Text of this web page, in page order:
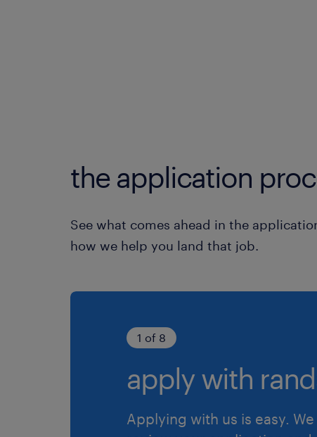
the application
See what comes ahead in the
how we help you land that job.
1 of 8
apply with
Applying with us is easy.